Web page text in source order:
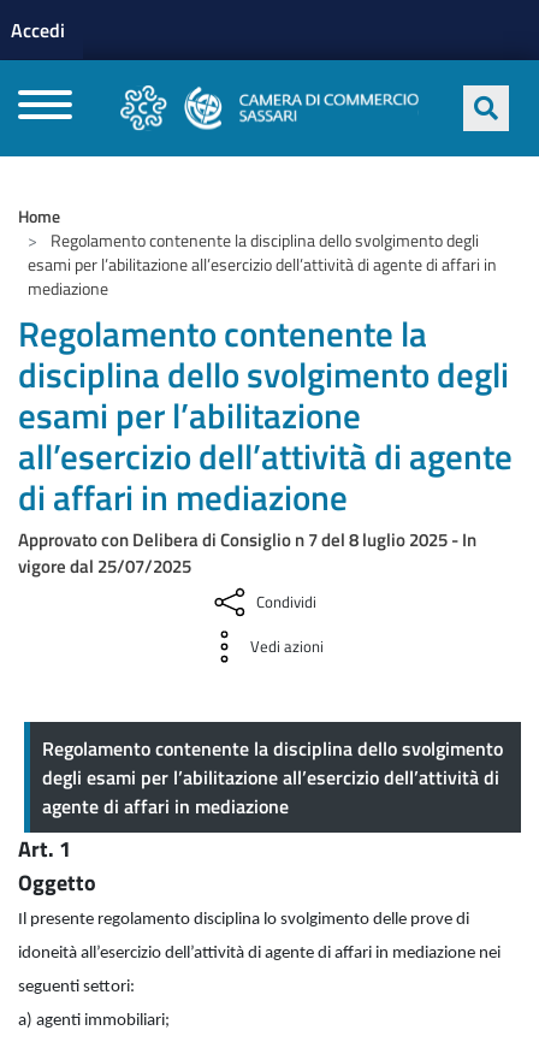
profilo utente
Accedi
Home
Regolamento contenente la disciplina dello svolgimento degli
esami per l’abilitazione all’esercizio dell’attività di agente di affari in
mediazione
Regolamento contenente la
disciplina dello svolgimento degli
esami per l’abilitazione
all’esercizio dell’attività di agente
di affari in mediazione
Approvato con Delibera di Consiglio n 7 del 8 luglio 2025 - In
vigore dal 25/07/2025
Condividi
Vedi azioni
Art. 1
Oggetto
Il presente regolamento disciplina lo svolgimento delle prove di
idoneità all’esercizio dell’attività di agente di affari in mediazione nei
seguenti settori:
a) agenti immobiliari;
Registro delle imprese
Regolamento contenente la disciplina dello svolgimento
degli esami per l’abilitazione all’esercizio dell’attività di
agente di affari in mediazione